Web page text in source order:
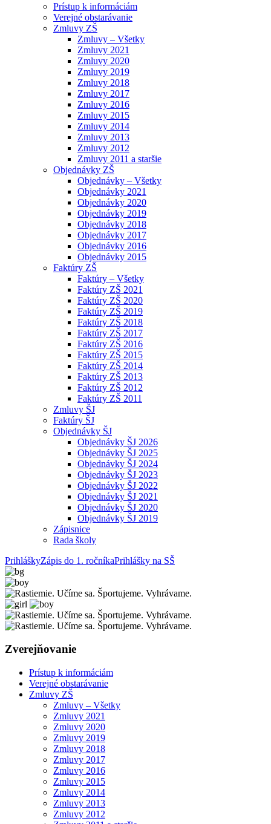
Prístup k informáciám
Verejné obstarávanie
Zmluvy ZŠ
Zmluvy – Všetky
Zmluvy 2021
Zmluvy 2020
Zmluvy 2019
Zmluvy 2018
Zmluvy 2017
Zmluvy 2016
Zmluvy 2015
Zmluvy 2014
Zmluvy 2013
Zmluvy 2012
Zmluvy 2011 a staršie
Objednávky ZŠ
Objednávky – Všetky
Objednávky 2021
Objednávky 2020
Objednávky 2019
Objednávky 2018
Objednávky 2017
Objednávky 2016
Objednávky 2015
Faktúry ZŠ
Faktúry – Všetky
Faktúry ZŠ 2021
Faktúry ZŠ 2020
Faktúry ZŠ 2019
Faktúry ZŠ 2018
Faktúry ZŠ 2017
Faktúry ZŠ 2016
Faktúry ZŠ 2015
Faktúry ZŠ 2014
Faktúry ZŠ 2013
Faktúry ZŠ 2012
Faktúry ZŠ 2011
Zmluvy ŠJ
Faktúry ŠJ
Objednávky ŠJ
Objednávky ŠJ 2026
Objednávky ŠJ 2025
Objednávky ŠJ 2024
Objednávky ŠJ 2023
Objednávky ŠJ 2022
Objednávky ŠJ 2021
Objednávky ŠJ 2020
Objednávky ŠJ 2019
Zápisnice
Rada školy
PrihláškyZápis do 1. ročníkaPrihlášky na SŠ
Zverejňovanie
Prístup k informáciám
Verejné obstarávanie
Zmluvy ZŠ
Zmluvy – Všetky
Zmluvy 2021
Zmluvy 2020
Zmluvy 2019
Zmluvy 2018
Zmluvy 2017
Zmluvy 2016
Zmluvy 2015
Zmluvy 2014
Zmluvy 2013
Zmluvy 2012